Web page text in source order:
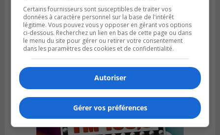
Certains fournisseurs sont susceptibles de traiter vos
données à caractère personnel sur la base de l'intérêt
légitime. Vous pouvez vous y opposer en gérant vos options
ci-dessous. Recherchez un lien en bas de cette page ou dans
le menu du site pour gérer ou retirer votre consentement
dans les paramètres des cookies et de confidentialité.
Autoriser
Gérer vos préférences